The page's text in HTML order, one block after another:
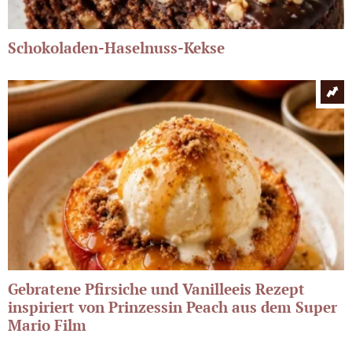
Schokoladen-Haselnuss-Kekse
Gebratene Pfirsiche und Vanilleeis Rezept
inspiriert von Prinzessin Peach aus dem Super
Mario Film